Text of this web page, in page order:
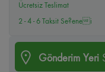
Ücretsiz Teslimat
2 - 4 - 6 Taksit Se?enei
Gönderim Yeri